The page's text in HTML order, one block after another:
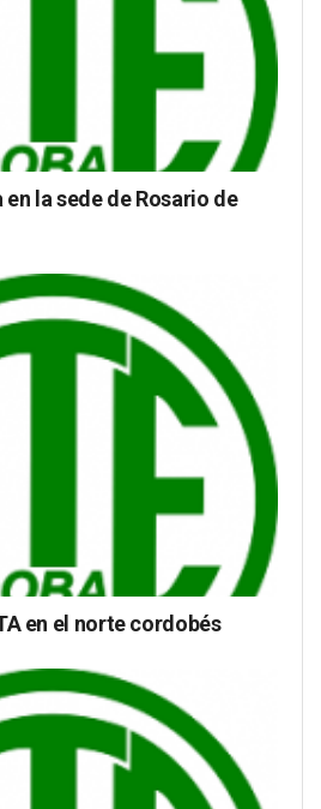
la sede de Rosario de
en el norte cordobés